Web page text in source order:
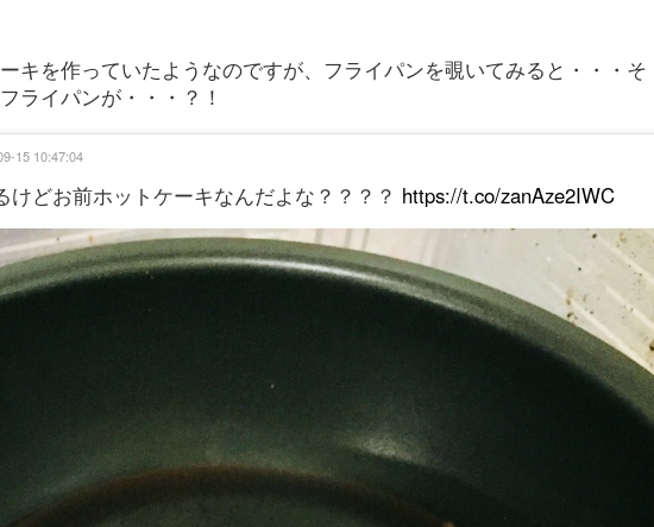
キを作っていたようなのですが、フライパンを覗いてみると・・・そ
ライパンが・・・？！
けどお前ホットケーキなんだよな？？？？ https://t.co/zanAze2IWC
15 10:47:04